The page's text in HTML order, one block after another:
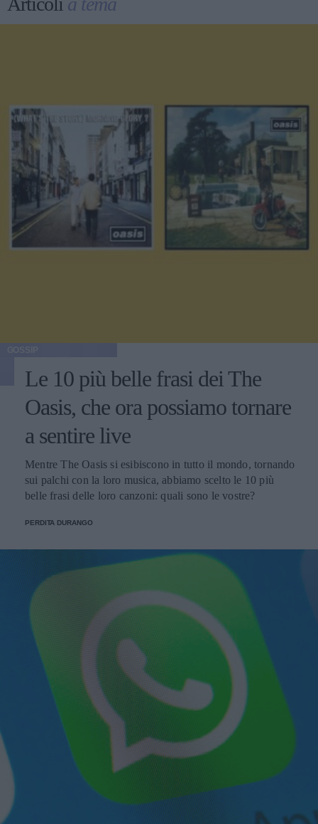
Le 10 più belle frasi dei The
Oasis, che ora possiamo tornare
a sentire live
Mentre The Oasis si esibiscono in tutto il mondo, tornando
sui palchi con la loro musica, abbiamo scelto le 10 più
belle frasi delle loro canzoni: quali sono le vostre?
PERDITA DURANGO